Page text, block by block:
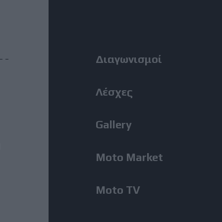
31 Ιούλιος, 2026
ακούμε, μόλις εμφανίστηκε για
Romaniacs, 2η Μέρα: Νίκη
Κουζή και αποτελέσματα ανά
άλλοι Έλληνες [Photos]
Διαγωνισμοί
Λέσχες
Gallery
Moto Market
Moto TV